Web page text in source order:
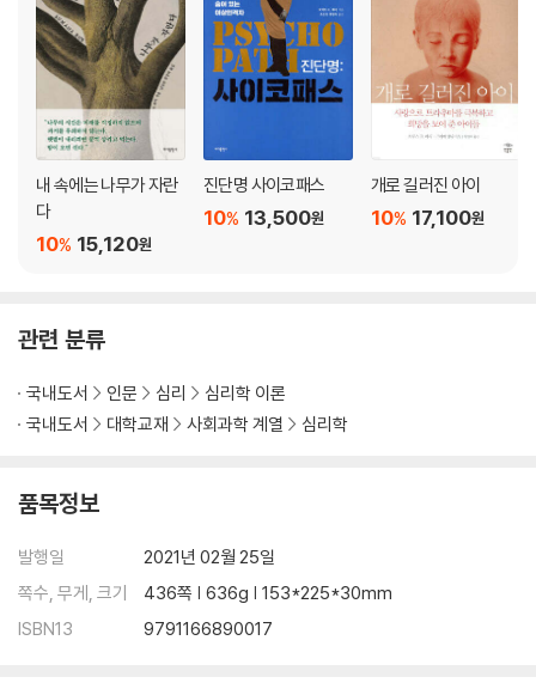
09 또다른 살인을?
실연과 환상이 겹쳐진 범죄
‘혼합형’ 범죄자
악마의 연극
계속되는 공방들
10 더 나은 범죄수사를 위한 진통
범죄자 추적 프로그램의 강화
핵심을 벗어나는 수사기관들
11 TV에 나온 두 살인마
범죄자와의 토크쇼 방송
당대 최악의 살인마 존 게이시
‘살인’과 ‘봉사’의 이중 생활
살인으로 충족하는 성적 쾌락
사형만이 최선의 길인가
12 이제 남겨진 것은 무엇인가
내 속에는 나무가 자란
다
15,120원
10%
진단명 사이코패스
13,500원
10%
개로 길러진 아이
17,100원
10%
관련 분류
국내도서 인문 심리
심리학 이론
국내도서
대학교재 사회과학 계열 심리학
품목정보
발행일
2021년 02월 25일
쪽수, 무게, 크기
436쪽 | 636g | 153*225*30mm
ISBN13
9791166890017